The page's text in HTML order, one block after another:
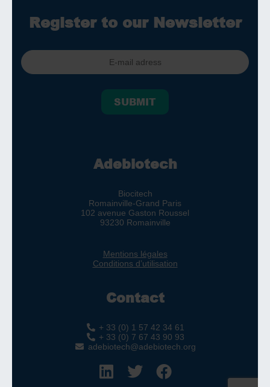
Register to our Newsletter
Adebiotech
Biocitech
Romainville-Grand Paris
102 avenue Gaston Roussel
93230 Romainville
Mentions légales
Conditions d’utilisation
Contact
+ 33 (0) 1 57 42 34 61
+ 33 (0) 7 67 43 90 93
adebiotech@adebiotech.org